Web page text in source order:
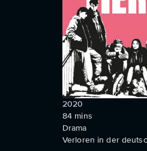
2020
84 mins
Drama
Verloren in der